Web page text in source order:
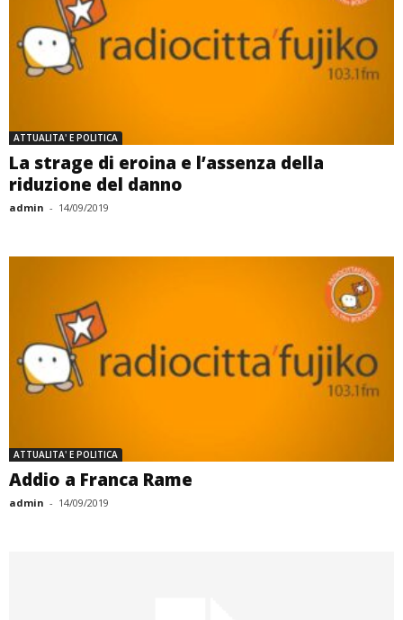
ATTUALITA' E POLITICA
La strage di eroina e l’assenza della
riduzione del danno
admin - 14/09/2019
ATTUALITA' E POLITICA
Addio a Franca Rame
admin - 14/09/2019